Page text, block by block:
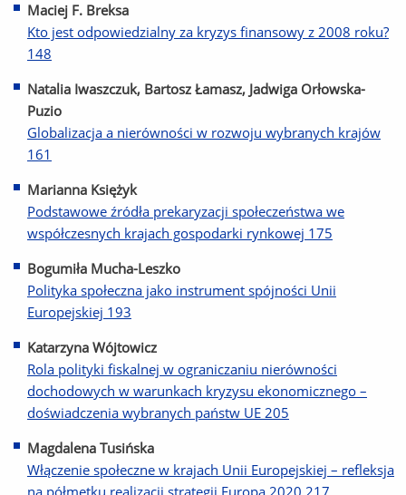
Maciej F. Breksa
Kto jest odpowiedzialny za kryzys finansowy z 2008 roku?
148
Natalia Iwaszczuk, Bartosz Łamasz, Jadwiga Orłowska-
Puzio
Globalizacja a nierówności w rozwoju wybranych krajów
161
Marianna Księżyk
Podstawowe źródła prekaryzacji społeczeństwa we
współczesnych krajach gospodarki rynkowej 175
Bogumiła Mucha-Leszko
Polityka społeczna jako instrument spójności Unii
Europejskiej 193
Katarzyna Wójtowicz
Rola polityki fiskalnej w ograniczaniu nierówności
dochodowych w warunkach kryzysu ekonomicznego –
doświadczenia wybranych państw UE 205
Magdalena Tusińska
Włączenie społeczne w krajach Unii Europejskiej – refleksja
na półmetku realizacji strategii Europa 2020 217